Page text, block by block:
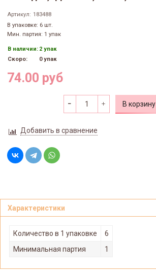
Артикул: 183488
В упаковке: 6 шт.
Мин. партия: 1 упак
В наличии: 2 упак
Скоро:
0 упак
74.00 руб
В корзину
Добавить в сравнение
Характеристики
Количество в 1 упаковке
6
Минимальная партия
1